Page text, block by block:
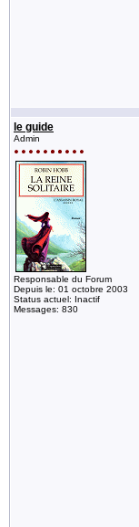
le guide
Admin
Responsable du Forum
Depuis le: 01 octobre 2003
Status actuel: Inactif
Messages: 830